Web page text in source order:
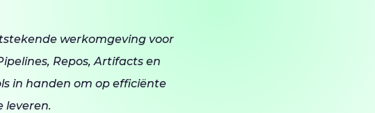
werkomgeving voor
Repos, Artifacts en
in handen om op efficiënte
leveren.